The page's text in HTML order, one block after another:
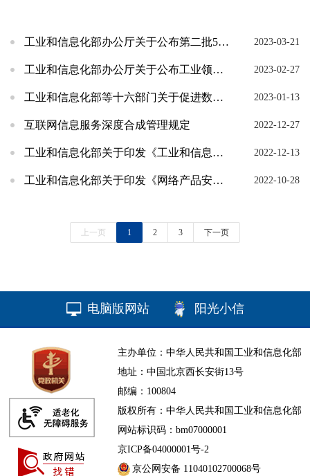
工业和信息化部办公厅关于公布第二批5G应用安全创新推广中心名单的通知 2023-03-21
工业和信息化部办公厅关于公布工业领域数据安全管理试点典型案例和成效突出地区名单的通知 2023-02-27
工业和信息化部等十六部门关于促进数据安全产业发展的指导意见 2023-01-13
互联网信息服务深度合成管理规定 2022-12-27
工业和信息化部关于印发《工业和信息化领域数据安全管理办法（试行）》的通知 2022-12-13
工业和信息化部关于印发《网络产品安全漏洞收集平台备案管理办法》的通知 2022-10-28
上一页 1 2 3 下一页
电脑版网站 阳光小信
主办单位：中华人民共和国工业和信息化部
地址：中国北京西长安街13号
邮编：100804
版权所有：中华人民共和国工业和信息化部
网站标识码：bm07000001
京ICP备04000001号-2
京公网安备 11040102700068号